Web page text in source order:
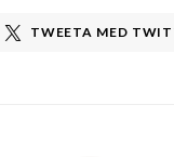
TWEETA MED